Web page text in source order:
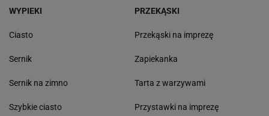
WYPIEKI
Ciasto
Sernik
Sernik na zimno
Szybkie ciasto
PRZEKĄSKI
Przekąski na imprezę
Zapiekanka
Tarta z warzywami
Przystawki na imprezę